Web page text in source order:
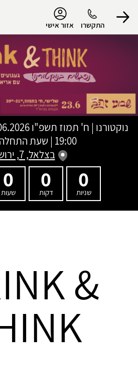
התקשרו אזור אישי
התנתק
נוקטורנו | ח' תמוז תשפ"ו
19:00 | שעת התחלה 20:00
בצלאל, 7, ירושלים
0
שניות
0
דקות
0
שעות
&